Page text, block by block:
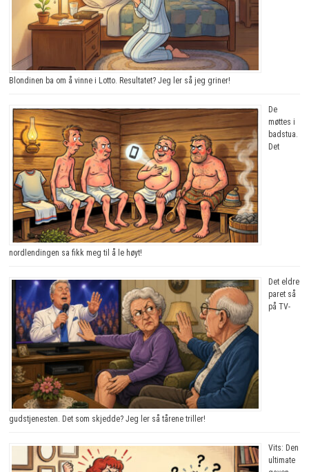
Blondinen ba om å vinne i Lotto. Resultatet? Jeg ler så jeg griner!
De
møttes i
badstua.
Det
nordlendingen sa fikk meg til å le høyt!
Det eldre
paret så
på TV-
gudstjenesten. Det som skjedde? Jeg ler så tårene triller!
Vits: Den
ultimate